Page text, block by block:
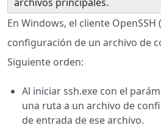
En Windows, el cliente
configuración de un archivo de
Siguiente orden:
Al iniciar ssh.exe con el
una ruta a un archivo de
de entrada de ese archivo.